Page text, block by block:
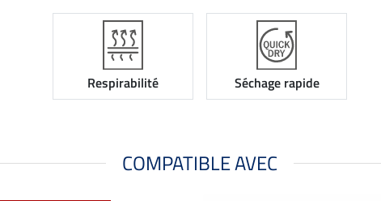
Respirabilité Séchage rapide
COMPATIBLE AVEC